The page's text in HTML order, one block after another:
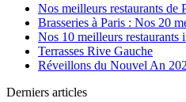
Nos meilleurs restaurants de
Brasseries à Paris : Nos 20
Nos 10 meilleurs restaurants
Terrasses Rive Gauche
Réveillons du Nouvel An
Derniers articles